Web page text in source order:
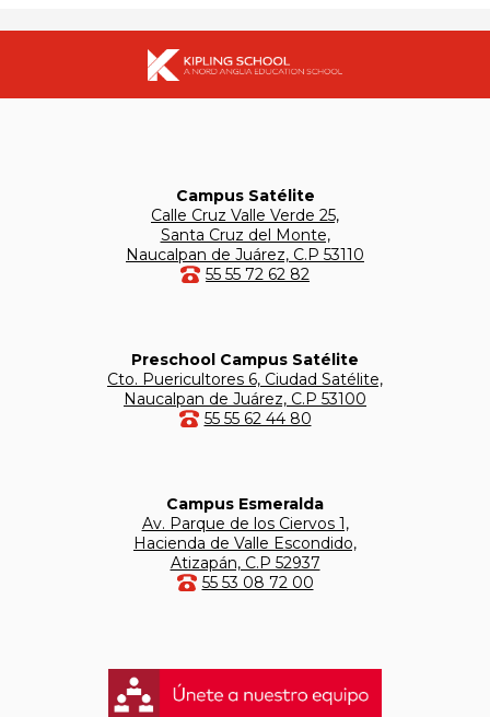
Campus Satélite
Calle Cruz Valle Verde 25,
Santa Cruz del Monte,
Naucalpan de Juárez, C.P 53110
55 55 72 62 82
Preschool Campus Satélite
Cto. Puericultores 6, Ciudad Satélite,
Naucalpan de Juárez, C.P 53100
55 55 62 44 80
Campus Esmeralda
Av. Parque de los Ciervos 1,
Hacienda de Valle Escondido,
Atizapán, C.P 52937
55 53 08 72 00